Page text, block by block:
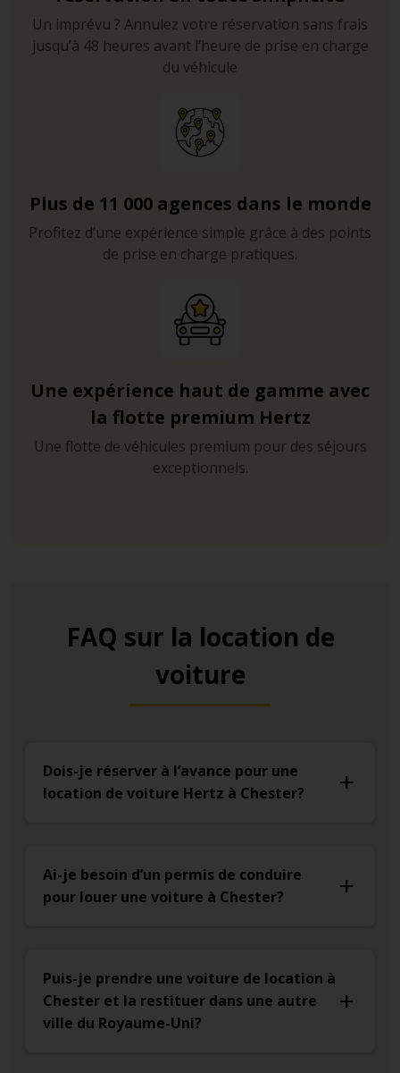
Un imprévu ? Annulez votre réservation sans frais
jusqu’à 48 heures avant l’heure de prise en charge
du véhicule
Plus de 11 000 agences dans le monde
Profitez d’une expérience simple grâce à des points
de prise en charge pratiques.
Une expérience haut de gamme avec
la flotte premium Hertz
Une flotte de véhicules premium pour des séjours
exceptionnels.
FAQ sur la location de
voiture
Dois-je réserver à l’avance pour une
location de voiture Hertz à Chester?
Ai-je besoin d’un permis de conduire
pour louer une voiture à Chester?
Puis-je prendre une voiture de location à
Chester et la restituer dans une autre
ville du Royaume-Uni?